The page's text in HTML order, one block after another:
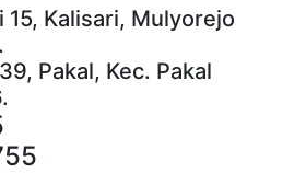
15, Kalisari, Mulyorejo
Pakal, Kec. Pakal